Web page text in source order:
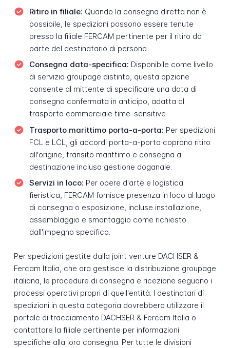
Ritiro in filiale: Quando la consegna diretta non è
possibile, le spedizioni possono essere tenute
presso la filiale FERCAM pertinente per il ritiro da
parte del destinatario di persona.
Consegna data-specifica: Disponibile come livello
di servizio groupage distinto, questa opzione
consente al mittente di specificare una data di
consegna confermata in anticipo, adatta al
trasporto commerciale time-sensitive.
Trasporto marittimo porta-a-porta: Per spedizioni
FCL e LCL, gli accordi porta-a-porta coprono ritiro
all'origine, transito marittimo e consegna a
destinazione inclusa gestione doganale.
Servizi in loco: Per opere d'arte e logistica
fieristica, FERCAM fornisce presenza in loco al luogo
di consegna o esposizione, incluse installazione,
assemblaggio e smontaggio come richiesto
dall'impegno specifico.
Per spedizioni gestite dalla joint venture DACHSER &
Fercam Italia, che ora gestisce la distribuzione groupage
italiana, le procedure di consegna e ricezione seguono i
processi operativi propri di quell'entità. I destinatari di
spedizioni in questa categoria dovrebbero utilizzare il
portale di tracciamento DACHSER & Fercam Italia o
contattare la filiale pertinente per informazioni
specifiche alla loro consegna. Per tutte le divisioni